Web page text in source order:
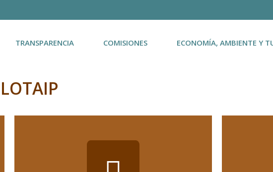
TRANSPARENCIA COMISIONES ECONOMÍA, AMBIENTE Y
LOTAIP